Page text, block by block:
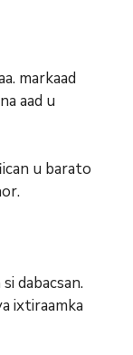
markaad
aad u
u barato
dabacsan.
ixtiraamka